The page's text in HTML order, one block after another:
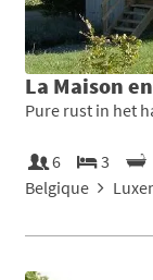
La Maison
Pure rust in het
6 3
Belgique